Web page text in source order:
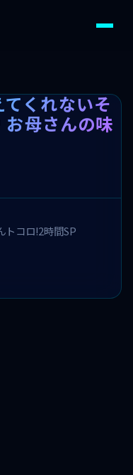
くれないそ
母さんの味
トコロ!2時間SP